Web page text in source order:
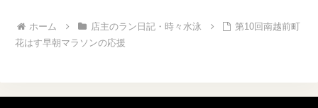
ホーム 店主のラン日記・時々水泳
第10回南越前町
花はす早朝マラソンの応援